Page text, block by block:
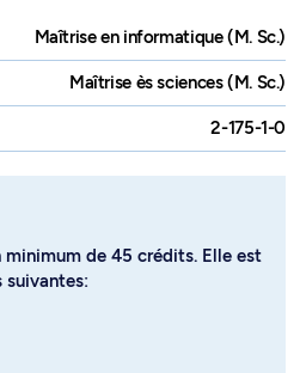
Maîtrise en informatique (M. Sc.)
Maîtrise ès sciences (M. Sc.)
2-175-1-0
de 45 crédits. Elle est
suivantes: mémoire (MM),